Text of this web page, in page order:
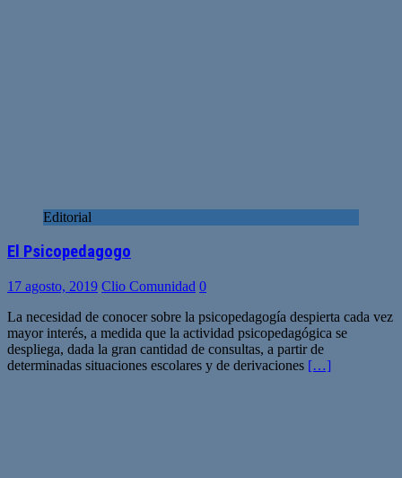
Editorial
El Psicopedagogo
17 agosto, 2019 Clio Comunidad 0
La necesidad de conocer sobre la psicopedagogía despierta cada vez
mayor interés, a medida que la actividad psicopedagógica se
despliega, dada la gran cantidad de consultas, a partir de
determinadas situaciones escolares y de derivaciones […]